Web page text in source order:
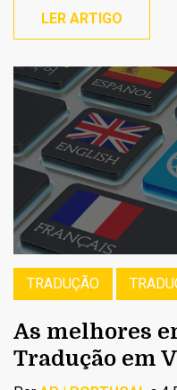
LER ARTIGO
TRADUÇÃO
As melhores
Tradução em